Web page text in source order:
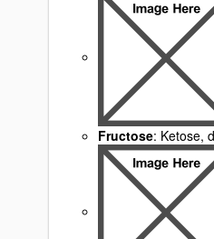
Fructose: Ketose,